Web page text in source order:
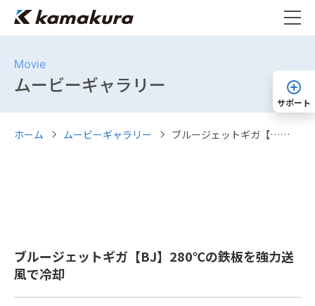
Movie
ムービーギャラリー
ホーム ムービーギャラリー ブルージェットギガ【……
ブルージェットギガ【BJ】280℃の鉄板を強力送
風で冷却
サポート